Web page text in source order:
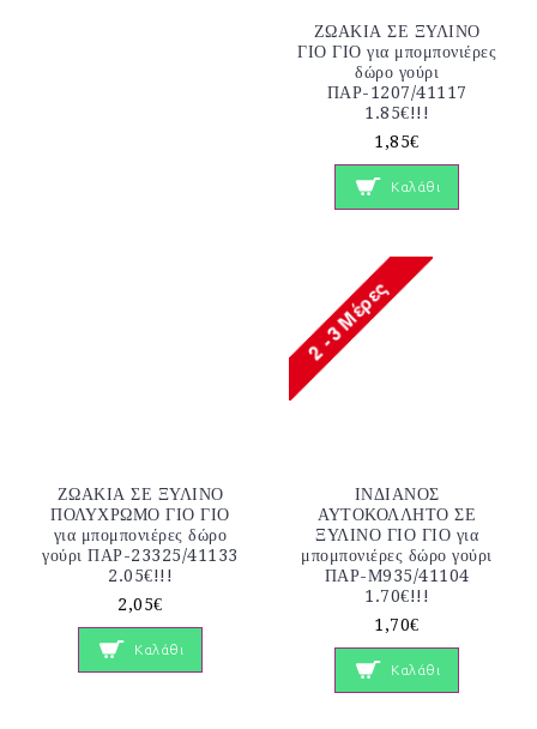
ΖΩΑΚΙΑ ΣΕ ΞΥΛΙΝΟ
ΓΙΟ ΓΙΟ για μπομπονιέρες
δώρο γούρι
ΠΑΡ-1207/41117
1.85€!!!
1,85€
Καλάθι
ΖΩΑΚΙΑ ΣΕ ΞΥΛΙΝΟ
ΠΟΛΥΧΡΩΜΟ ΓΙΟ ΓΙΟ
για μπομπονιέρες δώρο
γούρι ΠΑΡ-23325/41133
2.05€!!!
2,05€
Καλάθι
ΙΝΔΙΑΝΟΣ
ΑΥΤΟΚΟΛΛΗΤΟ ΣΕ
ΞΥΛΙΝΟ ΓΙΟ ΓΙΟ για
μπομπονιέρες δώρο γούρι
ΠΑΡ-Μ935/41104
1.70€!!!
1,70€
Καλάθι